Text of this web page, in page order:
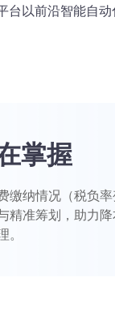
台以前沿智能自
掌握
缴纳情况（税负率
精准筹划，助力
。